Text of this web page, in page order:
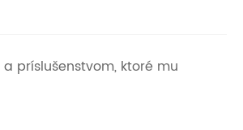
príslušenstvom, ktoré mu